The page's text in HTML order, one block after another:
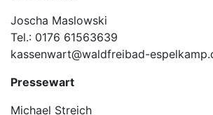
Joscha Maslowski
Tel.: 0176 61563639
kassenwart@waldfreibad-
Pressewart
Michael Streich